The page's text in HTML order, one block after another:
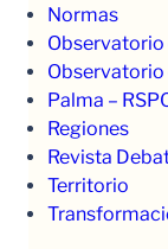
Normas
Observatorio
Palma –
Regiones
Revista
Territorio